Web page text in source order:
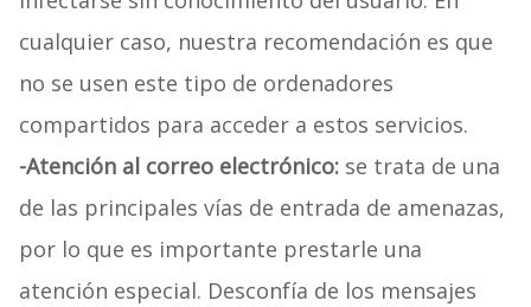
cualquier caso, nuestra recomendación es que
no se usen este tipo de ordenadores
compartidos para acceder a estos servicios.
-Atención al correo electrónico:se trata de una
de las principales vías de entrada de amenazas,
por lo que es importante prestarle una
atención especial. Desconfía de los mensajes